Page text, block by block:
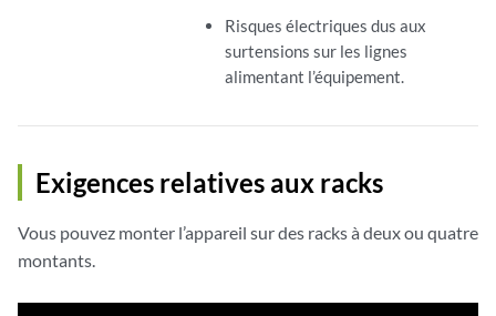
Risques électriques dus aux
surtensions sur les lignes
alimentant l’équipement.
Exigences relatives aux racks
Vous pouvez monter l’appareil sur des racks à deux ou quatre
montants.